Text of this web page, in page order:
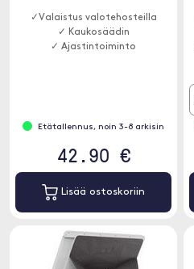
✓Valaistus valotehosteilla
✓ Kaukosäädin
✓ Ajastintoiminto
Etätallennus, noin 3-8 arkisin
42.90 €
Lisää ostoskoriin